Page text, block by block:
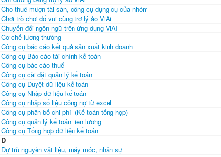
Cho thuê mượn tài sản, công cụ dụng cụ của nhóm
Chơi trò chơi đố vui cùng trợ lý ảo ViAi
Chuyển đổi ngôn ngữ trên ứng dụng ViAI
Cơ chế lương thưởng
Công cụ báo cáo kết quả sản xuất kinh doanh
Công cụ Báo cáo tài chính kế toán
Công cụ báo cáo thuế
Công cụ cài đặt quản lý kế toán
Công cụ Duyệt dữ liệu kế toán
Công cụ Nhập dữ liệu kế toán
Công cụ nhập số liệu công nợ từ excel
Công cụ phân bổ chi phí (Kế toán tổng hợp)
Công cụ quản lý kế toán tiền lương
Công cụ Tổng hợp dữ liệu kế toán
D
Dự trù nguyên vật liệu, máy móc, nhân sự